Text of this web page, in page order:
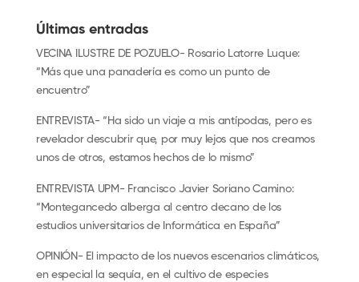
Últimas entradas
VECINA ILUSTRE DE POZUELO- Rosario Latorre Luque:
“Más que una panadería es como un punto de
encuentro”
ENTREVISTA- “Ha sido un viaje a mis antípodas, pero es
revelador descubrir que, por muy lejos que nos creamos
unos de otros, estamos hechos de lo mismo”
ENTREVISTA UPM- Francisco Javier Soriano Camino:
“Montegancedo alberga al centro decano de los
estudios universitarios de Informática en España”
OPINIÓN- El impacto de los nuevos escenarios climáticos,
en especial la sequía, en el cultivo de especies